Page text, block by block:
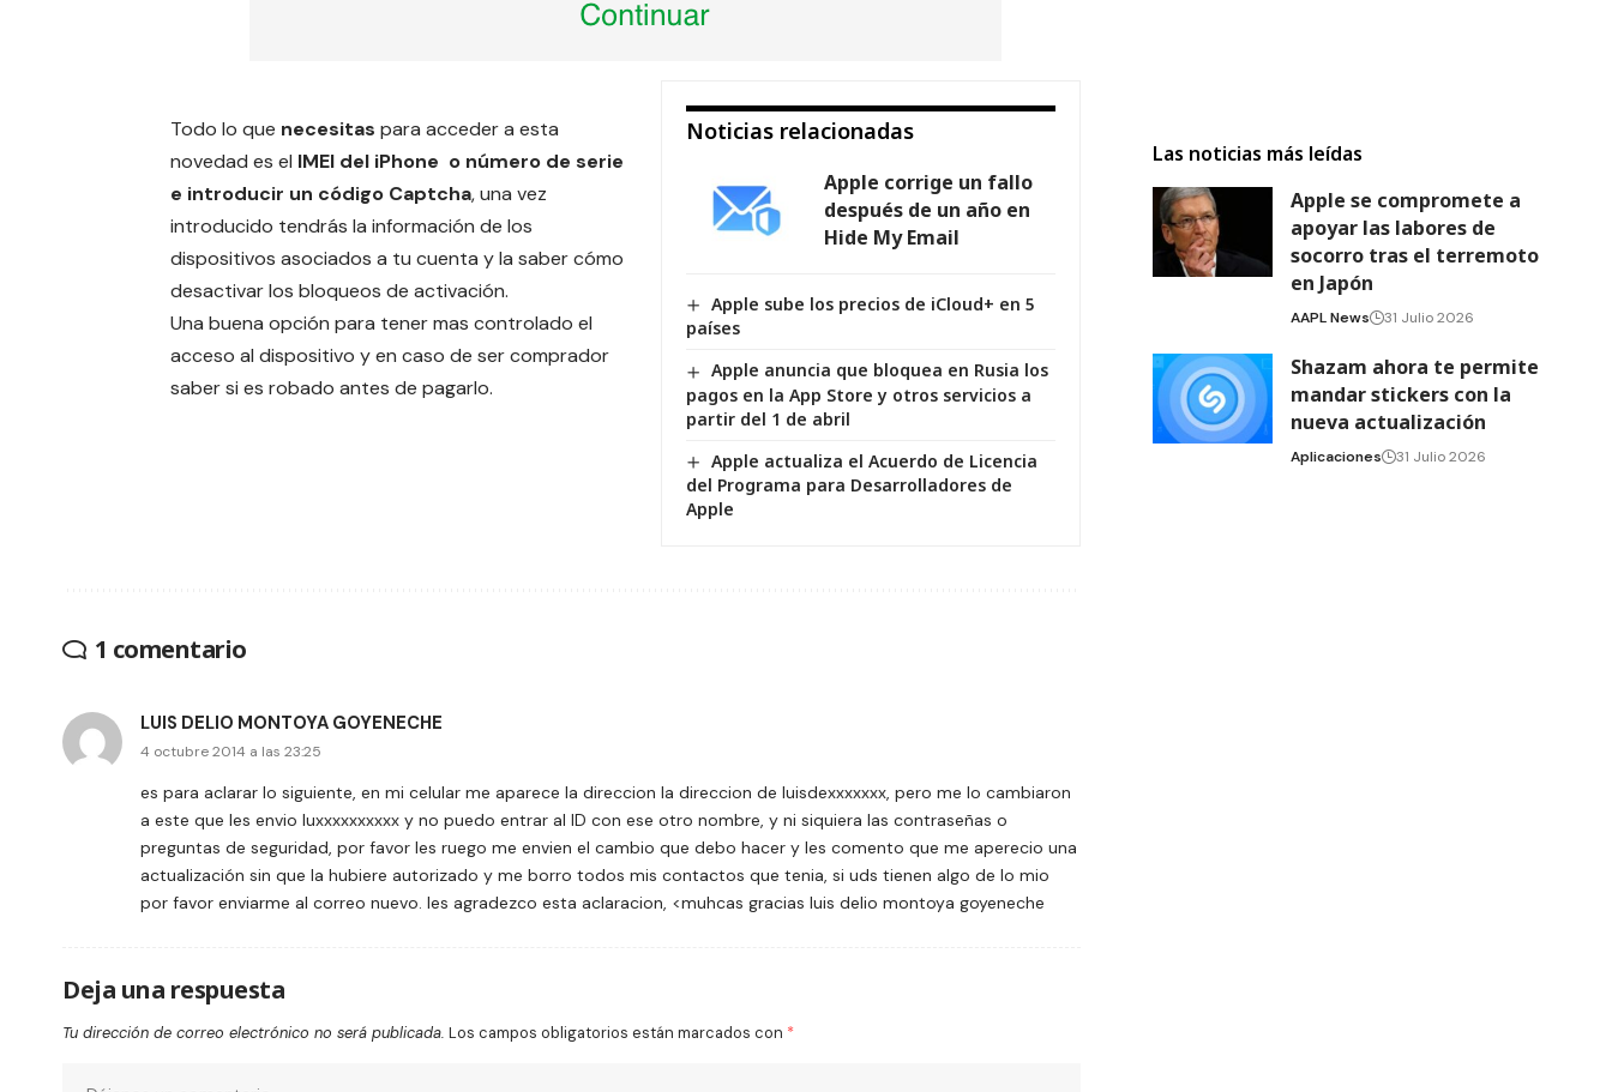
Noticias relacionadas
Apple corrige un fallo
después de un año en
Hide My Email
Apple sube los precios de iCloud+ en 5
países
Apple anuncia que bloquea en Rusia los
pagos en la App Store y otros servicios a
partir del 1 de abril
Apple actualiza el Acuerdo de Licencia
del Programa para Desarrolladores de
Apple
Todo lo que necesitas para acceder a esta
novedad es el IMEI del iPhone o número de serie
e introducir un código Captcha, una vez
introducido tendrás la información de los
dispositivos asociados a tu cuenta y la saber cómo
desactivar los bloqueos de activación.
Una buena opción para tener mas controlado el
acceso al dispositivo y en caso de ser comprador
saber si es robado antes de pagarlo.
1 comentario
LUIS DELIO MONTOYA GOYENECHE
4 octubre 2014 a las 23:25
es para aclarar lo siguiente, en mi celular me aparece la direccion la direccion de luisdexxxxxxx, pero me lo cambiaron
a este que les envio luxxxxxxxxxx y no puedo entrar al ID con ese otro nombre, y ni siquiera las contraseñas o
preguntas de seguridad, por favor les ruego me envien el cambio que debo hacer y les comento que me aperecio una
actualización sin que la hubiere autorizado y me borro todos mis contactos que tenia, si uds tienen algo de lo mio
por favor enviarme al correo nuevo. les agradezco esta aclaracion, <muhcas gracias luis delio montoya goyeneche
Deja una respuesta
Tu dirección de correo electrónico no será publicada. Los campos obligatorios están marcados con *
Las noticias más leídas
Apple se compromete a
apoyar las labores de
socorro tras el terremoto
en Japón
AAPL News 31 Julio 2026
Shazam ahora te permite
mandar stickers con la
nueva actualización
Aplicaciones 31 Julio 2026